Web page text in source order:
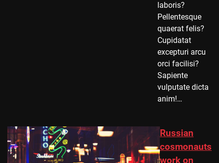
laboris?
Pellentesque
quaerat felis?
Cupidatat
excepturi arcu
orci facilisi?
Sapiente
vulputate dicta
anim!…
Russian
cosmonauts
work on